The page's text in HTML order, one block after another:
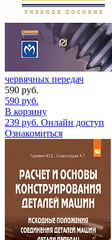
червячных передач
590 руб.
590 руб.
В корзину
239 руб. Онлайн доступ
Ознакомиться